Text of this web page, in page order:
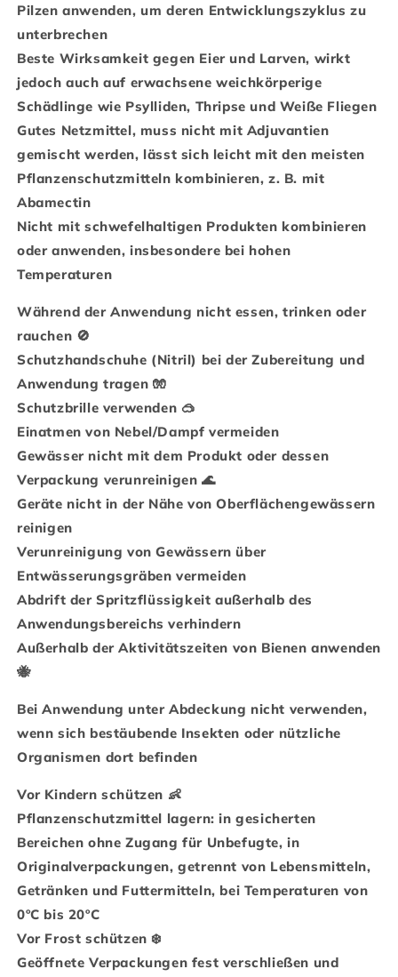
Pilzen anwenden, um deren Entwicklungszyklus zu
unterbrechen
Beste Wirksamkeit gegen Eier und Larven, wirkt
jedoch auch auf erwachsene weichkörperige
Schädlinge wie Psylliden, Thripse und Weiße Fliegen
Gutes Netzmittel, muss nicht mit Adjuvantien
gemischt werden, lässt sich leicht mit den meisten
Pflanzenschutzmitteln kombinieren, z. B. mit
Abamectin
Nicht mit schwefelhaltigen Produkten kombinieren
oder anwenden, insbesondere bei hohen
Temperaturen
Während der Anwendung nicht essen, trinken oder
rauchen 🚫
Schutzhandschuhe (Nitril) bei der Zubereitung und
Anwendung tragen 🧤
Schutzbrille verwenden 🥽
Einatmen von Nebel/Dampf vermeiden
Gewässer nicht mit dem Produkt oder dessen
Verpackung verunreinigen 🌊
Geräte nicht in der Nähe von Oberflächengewässern
reinigen
Verunreinigung von Gewässern über
Entwässerungsgräben vermeiden
Abdrift der Spritzflüssigkeit außerhalb des
Anwendungsbereichs verhindern
Außerhalb der Aktivitätszeiten von Bienen anwenden
🐝
Bei Anwendung unter Abdeckung nicht verwenden,
wenn sich bestäubende Insekten oder nützliche
Organismen dort befinden
Vor Kindern schützen 👶
Pflanzenschutzmittel lagern: in gesicherten
Bereichen ohne Zugang für Unbefugte, in
Originalverpackungen, getrennt von Lebensmitteln,
Getränken und Futtermitteln, bei Temperaturen von
0ºC bis 20ºC
Vor Frost schützen ❄️
Geöffnete Verpackungen fest verschließen und